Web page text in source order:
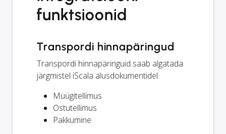
funktsioonid
Transpordi hinnapäringud
Transpordi hinnapäringuid saab algatada
järgmistel iScala alusdokumentidel:
Müügitellimus
Ostutellimus
Pakkumine